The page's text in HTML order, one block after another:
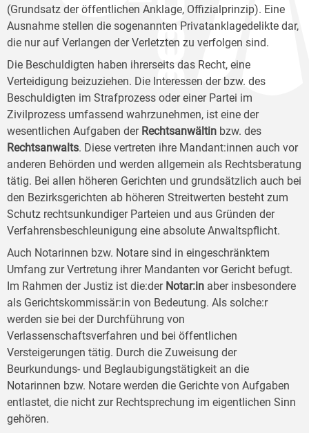
(Grundsatz der öffentlichen Anklage, Offizialprinzip). Eine
Ausnahme stellen die sogenannten Privatanklagedelikte dar,
die nur auf Verlangen der Verletzten zu verfolgen sind.
Die Beschuldigten haben ihrerseits das Recht, eine
Verteidigung beizuziehen. Die Interessen der bzw. des
Beschuldigten im Strafprozess oder einer Partei im
Zivilprozess umfassend wahrzunehmen, ist eine der
wesentlichen Aufgaben der Rechtsanwältin bzw. des
Rechtsanwalts. Diese vertreten ihre Mandant:innen auch vor
anderen Behörden und werden allgemein als Rechtsberatung
tätig. Bei allen höheren Gerichten und grundsätzlich auch bei
den Bezirksgerichten ab höheren Streitwerten besteht zum
Schutz rechtsunkundiger Parteien und aus Gründen der
Verfahrensbeschleunigung eine absolute Anwaltspflicht.
Auch Notarinnen bzw. Notare sind in eingeschränktem
Umfang zur Vertretung ihrer Mandanten vor Gericht befugt.
Im Rahmen der Justiz ist die:der Notar:in aber insbesondere
als Gerichtskommissär:in von Bedeutung. Als solche:r
werden sie bei der Durchführung von
Verlassenschaftsverfahren und bei öffentlichen
Versteigerungen tätig. Durch die Zuweisung der
Beurkundungs- und Beglaubigungstätigkeit an die
Notarinnen bzw. Notare werden die Gerichte von Aufgaben
entlastet, die nicht zur Rechtsprechung im eigentlichen Sinn
gehören.